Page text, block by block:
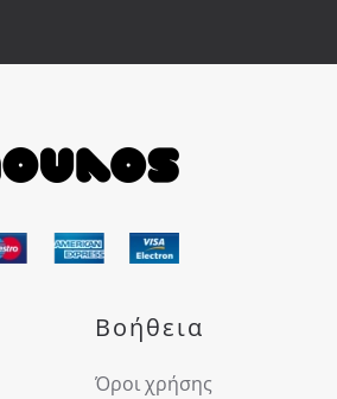
Βοήθεια
Όροι χρήσης